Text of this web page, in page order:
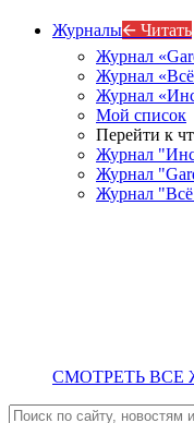
Журналы🡨 Читать
Журнал
Журнал
Журнал
Мой список
Перейти к
Журнал
Журнал
Журнал "Всё
СМОТРЕТЬ